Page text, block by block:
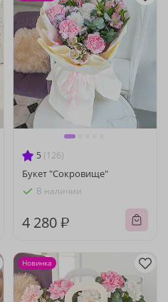
5 (126)
Букет "Сокровище"
В наличии
4 280 ₽
Новинка